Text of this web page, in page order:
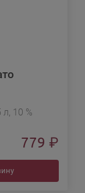
10 %
779 ₽